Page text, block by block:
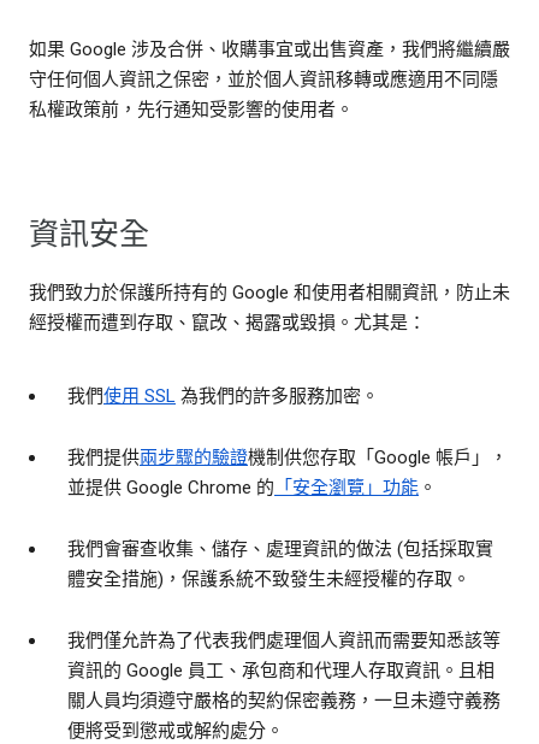
如果 Google 涉及合併、收購事宜或出售資產，我們將繼續嚴
守任何個人資訊之保密，並於個人資訊移轉或應適用不同隱
私權政策前，先行通知受影響的使用者。
資訊安全
我們致力於保護所持有的 Google 和使用者相關資訊，防止未
經授權而遭到存取、竄改、揭露或毀損。尤其是：
我們使用 SSL 為我們的許多服務加密。
我們提供兩步驟的驗證機制供您存取「Google 帳戶」，
並提供 Google Chrome 的 「安全瀏覽」功能 。
我們會審查收集、儲存、處理資訊的做法 (包括採取實
體安全措施)，保護系統不致發生未經授權的存取。
我們僅允許為了代表我們處理個人資訊而需要知悉該等
資訊的 Google 員工、承包商和代理人存取資訊。且相
關人員均須遵守嚴格的契約保密義務，一旦未遵守義務
便將受到懲戒或解約處分。